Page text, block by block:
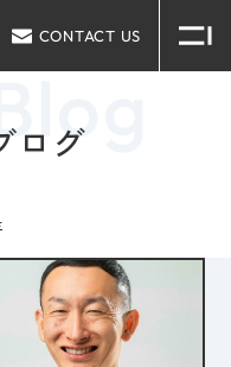
CONTACT US
ログ